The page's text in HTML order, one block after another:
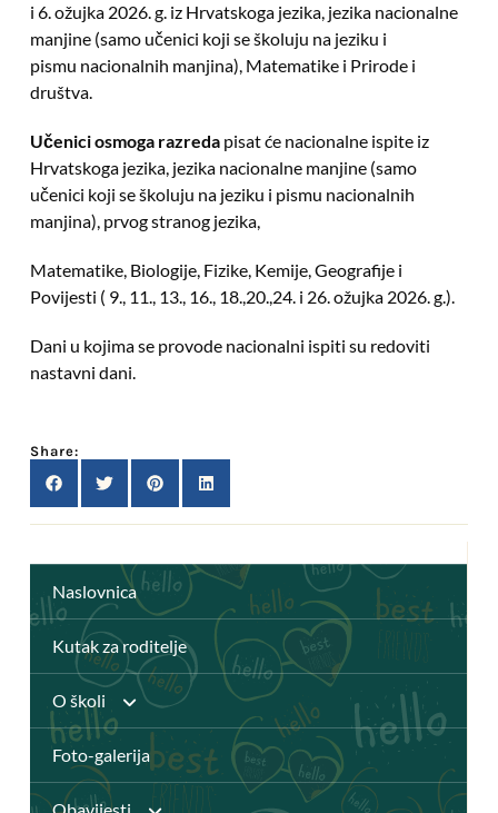
Naslovnica
Kutak za roditelje
O školi
Anž Frankopan
Foto-galerija
i 6. ožujka 2026. g. iz Hrvatskoga jezika, jezika nacionalne
manjine (samo učenici koji se školuju na jeziku i
pismu nacionalnih manjina), Matematike i Prirode i
društva.
Učenici osmoga razredapisat će nacionalne ispite iz
Hrvatskoga jezika, jezika nacionalne manjine (samo
učenici koji se školuju na jeziku i pismu nacionalnih
manjina), prvog stranog jezika,
Matematike, Biologije, Fizike, Kemije, Geografije i
Povijesti ( 9., 11., 13., 16., 18.,20.,24. i 26. ožujka 2026. g.).
Dani u kojima se provode nacionalni ispiti su redoviti
nastavni dani.
Share: